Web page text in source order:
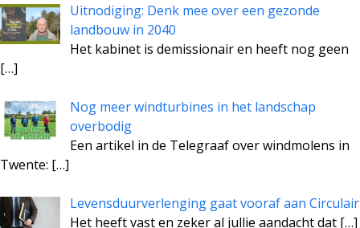
Uitnodiging: Denk mee over een gezonde
landbouw in 2040
Het kabinet is demissionair en heeft nog geen
[…]
Nog meer windturbines in het landschap
overbodig
Een artikel in de Telegraaf over windmolens in
Twente: […]
Levensduurverlenging gaat vooraf aan Circulair
Het heeft vast en zeker al jullie aandacht dat […]